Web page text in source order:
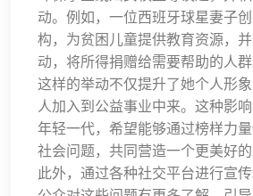
动。例如，一位西班牙球星妻子
构，为贫困儿童提供教育资源，
动，将所得捐赠给需要帮助的人群
这样的举动不仅提升了她个人形
人加入到公益事业中来。这种影
年轻一代，希望能够通过榜样力
社会问题，共同营造一个更美好的
此外，通过各种社交平台进行宣